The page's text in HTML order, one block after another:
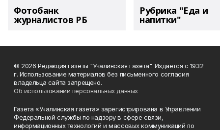
Фотобанк
журналистов РБ
Рубрика "Еда и
напитки"
© 2026 Редакция газеты "Учалинская газета". Издается с 1932
г. Использование материалов без письменного согласия
владельца сайта запрещено.
Об использовании персональных данных
Газета «Учалинская газета» зарегистрирована в Управлении
Федеральной службы по надзору в сфере связи,
информационных технологий и массовых коммуникаций по